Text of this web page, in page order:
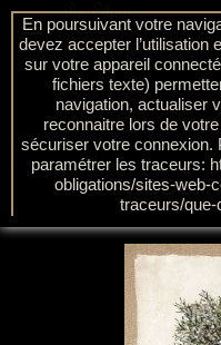

En poursuivant votre
devez accepter l’utilisation
sur votre appareil
fichiers texte)
navigation, actualiser
reconnaitre lors de
sécuriser votre connexion.
paramétrer les traceurs:
obligations/sites-web-
traceurs/que-